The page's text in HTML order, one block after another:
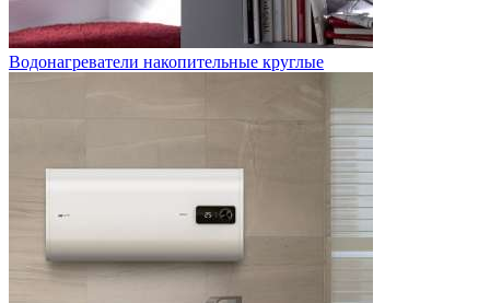
Водонагреватели накопительные круглые